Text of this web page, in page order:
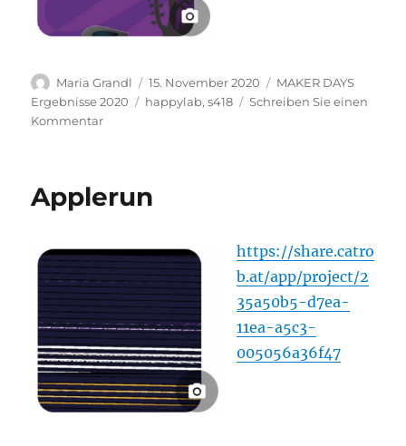
Autor
Maria Grandl
Veröffentlicht
am
15. November 2020 Kategorien
MAKER DAYS
Ergebnisse 2020
Schlagwörter
happylab,s418
Schreiben Sie einen
Kommentarzu
Applerun
https://share.catro
b.at/app/project/2
35a50b5-d7ea-
11ea-a5c3-
005056a36f47